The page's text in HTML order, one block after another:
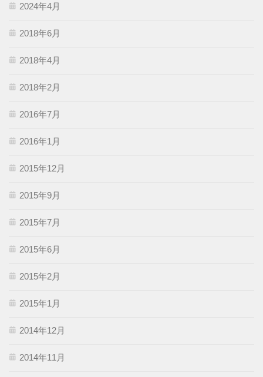
2024年4月
2018年6月
2018年4月
2018年2月
2016年7月
2016年1月
2015年12月
2015年9月
2015年7月
2015年6月
2015年2月
2015年1月
2014年12月
2014年11月